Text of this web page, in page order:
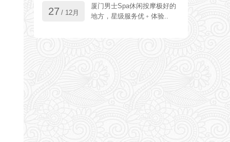
27 / 12月
厦门男士Spa休闲按摩极好的
地方，星级服务优﹢体验..